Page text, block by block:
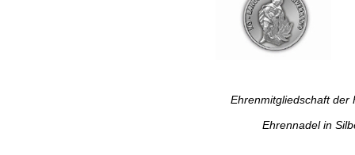
Ehrenmitgliedschaft der
Ehrennadel in